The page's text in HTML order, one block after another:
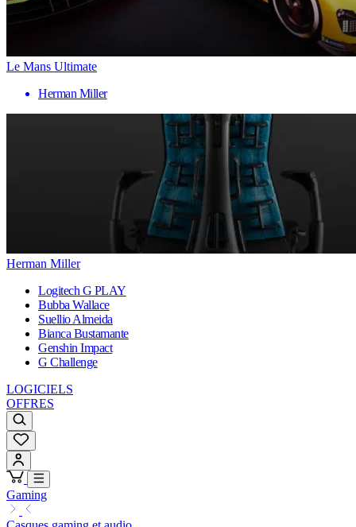
Le Mans Ultimate
Herman Miller
Herman Miller
Logitech G PLAY
Bubba Wallace
Suellio Almeida
Bianca Bustamante
Genshin Impact
G Challenge
LOGICIELS
OFFRES
Gaming